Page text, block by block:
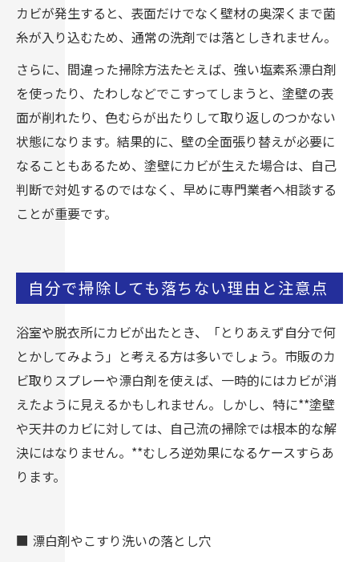
カビが発生すると、表面だけでなく壁材の奥深くまで菌
糸が入り込むため、通常の洗剤では落としきれません。
さらに、間違った掃除方法――たとえば、強い塩素系漂白剤
を使ったり、たわしなどでこすってしまうと、塗壁の表
面が削れたり、色むらが出たりして取り返しのつかない
状態になります。結果的に、壁の全面張り替えが必要に
なることもあるため、塗壁にカビが生えた場合は、自己
判断で対処するのではなく、早めに専門業者へ相談する
ことが重要です。
自分で掃除しても落ちない理由と注意点
浴室や脱衣所にカビが出たとき、「とりあえず自分で何
とかしてみよう」と考える方は多いでしょう。市販のカ
ビ取りスプレーや漂白剤を使えば、一時的にはカビが消
えたように見えるかもしれません。しかし、特に**塗壁
や天井のカビに対しては、自己流の掃除では根本的な解
決にはなりません。**むしろ逆効果になるケースすらあ
ります。
■ 漂白剤やこすり洗いの落とし穴